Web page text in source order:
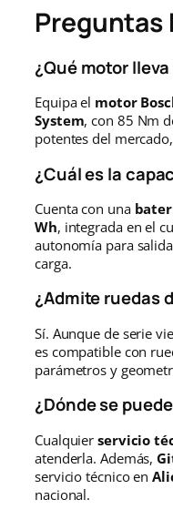
Preguntas
¿Qué motor
Equipa el motor
System, con 85 Nm
potentes del
¿Cuál es la
Cuenta con una
Wh, integrada en el
autonomía para
carga.
¿Admite ruedas
Sí. Aunque de serie
es compatible con
parámetros y
¿Dónde se
Cualquier servicio
atenderla. Además,
servicio técnico en
nacional.